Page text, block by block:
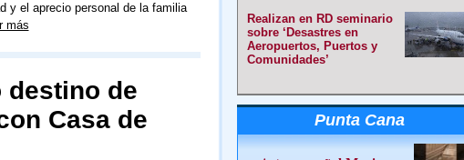
y el aprecio personal de la familia
más
destino de
Casa de
Realizan en RD seminario
sobre ‘Desastres en
Aeropuertos, Puertos y
Comunidades’
Punta Cana